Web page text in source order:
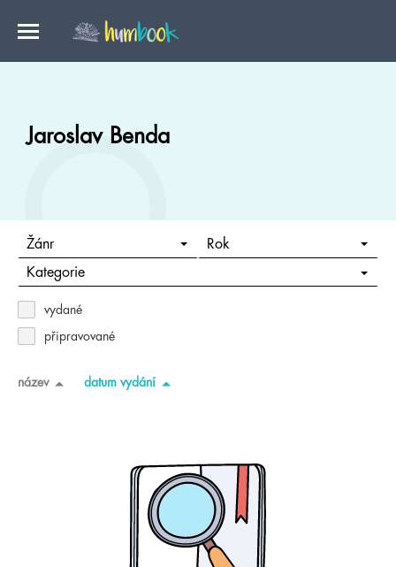
Jaroslav Benda
Žánr Rok
Kategorie
vydané
připravované
název datum vydání